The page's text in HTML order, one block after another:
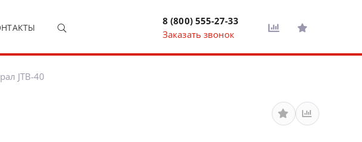
8 (800) 555-27-33
Заказать звонок
JTB-40